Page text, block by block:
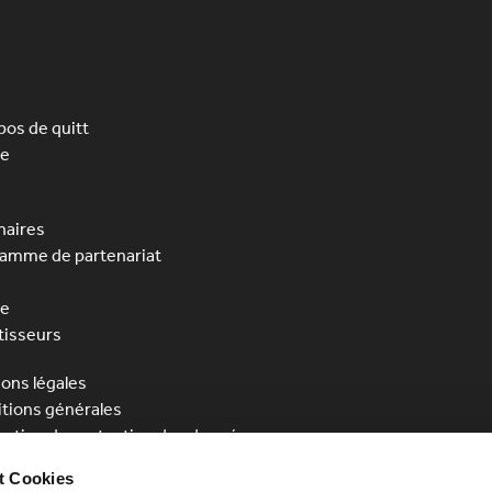
Cookies
de quitt
de partenariat
légales
générales
de protection des données